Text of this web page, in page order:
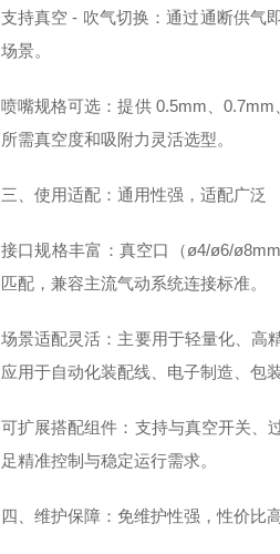
支持真空 - 吹气切换：通过通断供气
场景。
喷嘴规格可选：提供 0.5mm、
所需真空度和吸附力灵活选型。
三、使用适配：通用性强，适配广泛
接口规格丰富：真空口（ø4/ø6/
匹配，兼容主流气动系统连接标准。
场景适配灵活：主要用于轻量化、高
应用于自动化装配线、电子制造、包
可扩展搭配组件：支持与真空开关、
足精准控制与稳定运行需求。
四、维护保障：免维护性强，性价比